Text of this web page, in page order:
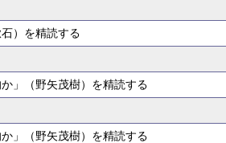
石）を精読する
か」（野矢茂樹）を精読する
か」（野矢茂樹）を精読する